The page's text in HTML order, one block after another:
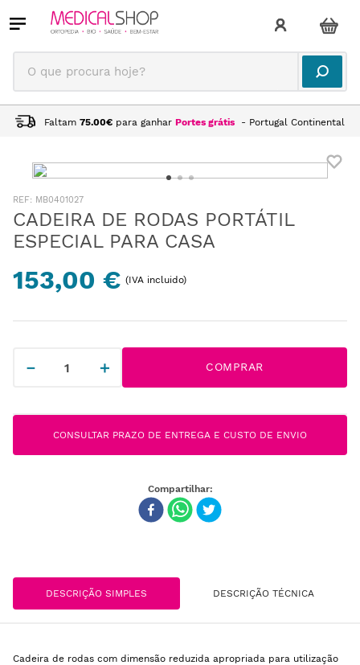
O que procura hoje?
Faltam 75.00€ para ganhar Portes grátis - Portugal Continental
: MB0401027
CADEIRA DE RODAS PORTÁTIL
ESPECIAL PARA CASA
153,00 € (IVA incluido)
＋
－ COMPRAR
CONSULTAR PRAZO DE ENTREGA E CUSTO DE ENVIO
DESCRIÇÃO SIMPLES DESCRIÇÃO TÉCNICA
Cadeira de rodas com dimensão reduzida apropriada para utilização